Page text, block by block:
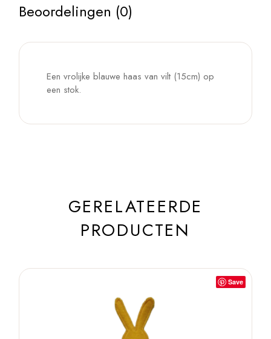
Beoordelingen (0)
Een vrolijke blauwe haas van vilt (15cm) op
een stok.
GERELATEERDE
PRODUCTEN
Save